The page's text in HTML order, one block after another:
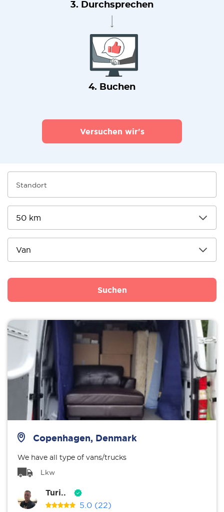
3. Durchsprechen
4. Buchen
Versuchen wir's
Suchen
Copenhagen, Denmark
We have all type of vans/trucks
Lkw
Turi..
5.0 (22)